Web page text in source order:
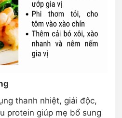
thanh nhiệt, giải độc,
protein giúp mẹ bổ sung